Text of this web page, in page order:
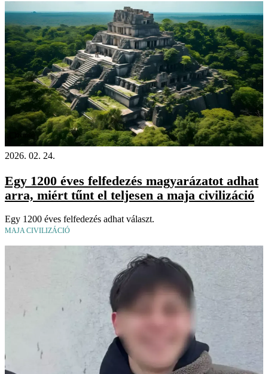
Videó
2026. 02. 24.
Egy 1200 éves felfedezés magyarázatot adhat
arra, miért tűnt el teljesen a maja civilizáció
Egy 1200 éves felfedezés adhat választ.
MAJA CIVILIZÁCIÓ